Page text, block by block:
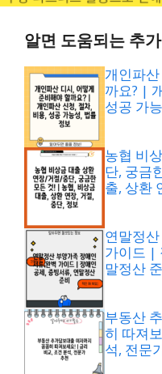
알면 도움되는 추
개인파
까요? |
성공 가
농협 비
단, 궁금
출, 상환
연말정
가이드 |
말정산
부동산
히 따져
석, 전문